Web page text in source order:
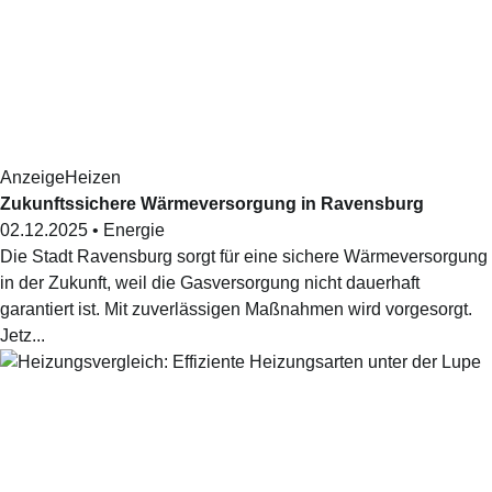
AnzeigeHeizen
Zukunftssichere Wärmeversorgung in Ravensburg
02.12.2025 • Energie
Die Stadt Ravensburg sorgt für eine sichere Wärmeversorgung
in der Zukunft, weil die Gasversorgung nicht dauerhaft
garantiert ist. Mit zuverlässigen Maßnahmen wird vorgesorgt.
Jetz...